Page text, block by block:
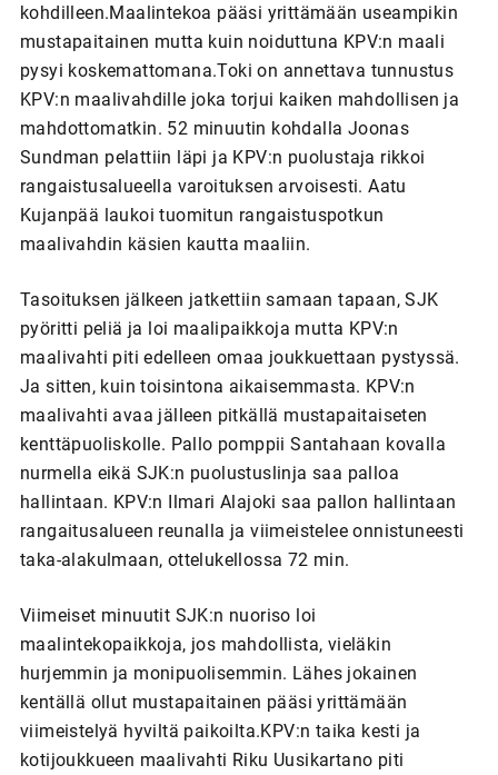
kohdilleen.Maalintekoa pääsi yrittämään useampikin
mustapaitainen mutta kuin noiduttuna KPV:n maali
pysyi koskemattomana.Toki on annettava tunnustus
KPV:n maalivahdille joka torjui kaiken mahdollisen ja
mahdottomatkin. 52 minuutin kohdalla Joonas
Sundman pelattiin läpi ja KPV:n puolustaja rikkoi
rangaistusalueella varoituksen arvoisesti. Aatu
Kujanpää laukoi tuomitun rangaistuspotkun
maalivahdin käsien kautta maaliin.
Tasoituksen jälkeen jatkettiin samaan tapaan, SJK
pyöritti peliä ja loi maalipaikkoja mutta KPV:n
maalivahti piti edelleen omaa joukkuettaan pystyssä.
Ja sitten, kuin toisintona aikaisemmasta. KPV:n
maalivahti avaa jälleen pitkällä mustapaitaiseten
kenttäpuoliskolle. Pallo pomppii Santahaan kovalla
nurmella eikä SJK:n puolustuslinja saa palloa
hallintaan. KPV:n Ilmari Alajoki saa pallon hallintaan
rangaitusalueen reunalla ja viimeistelee onnistuneesti
taka-alakulmaan, ottelukellossa 72 min.
Viimeiset minuutit SJK:n nuoriso loi
maalintekopaikkoja, jos mahdollista, vieläkin
hurjemmin ja monipuolisemmin. Lähes jokainen
kentällä ollut mustapaitainen pääsi yrittämään
viimeistelyä hyviltä paikoilta.KPV:n taika kesti ja
kotijoukkueen maalivahti Riku Uusikartano piti